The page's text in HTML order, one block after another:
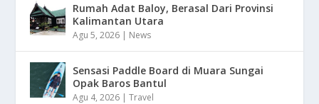
Rumah Adat Baloy, Berasal Dari Provinsi
Kalimantan Utara
Agu 5, 2026 | News
Sensasi Paddle Board di Muara Sungai
Opak Baros Bantul
Agu 4, 2026 |Travel